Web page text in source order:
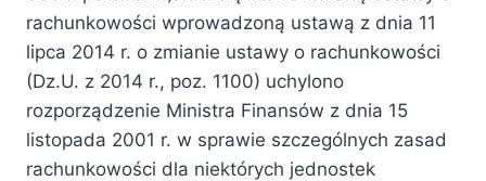
rachunkowości wprowadzoną ustawą z dnia 11
lipca 2014 r. o zmianie ustawy o rachunkowości
(Dz.U. z 2014 r., poz. 1100) uchylono
rozporządzenie Ministra Finansów z dnia 15
listopada 2001 r. w sprawie szczególnych zasad
rachunkowości dla niektórych jednostek